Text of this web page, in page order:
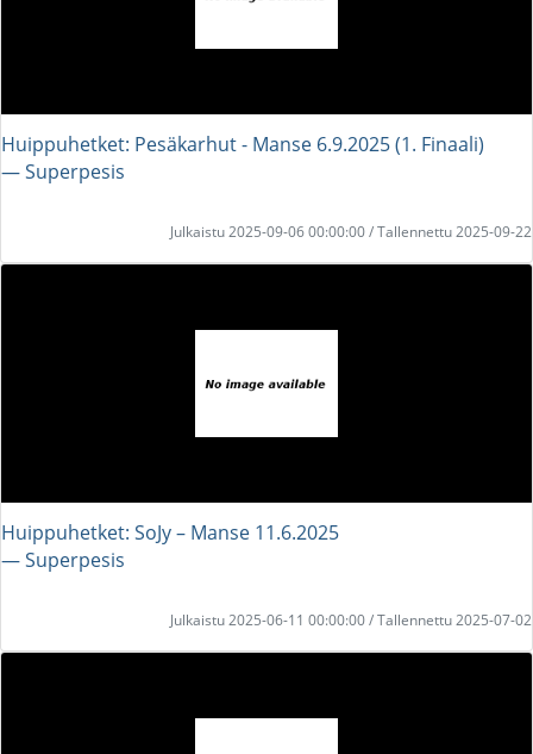
Huippuhetket: Pesäkarhut - Manse 6.9.2025 (1. Finaali)
― Superpesis
Julkaistu 2025-09-06 00:00:00 / Tallennettu 2025-09-22
Huippuhetket: SoJy – Manse 11.6.2025
― Superpesis
Julkaistu 2025-06-11 00:00:00 / Tallennettu 2025-07-02